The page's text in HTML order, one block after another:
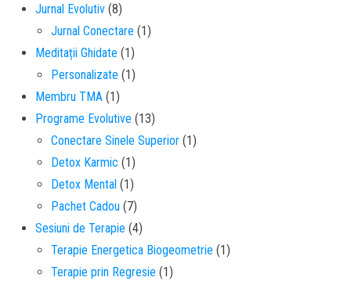
Jurnal Evolutiv (8)
Jurnal Conectare (1)
Meditații Ghidate (1)
Personalizate (1)
Membru TMA (1)
Programe Evolutive (13)
Conectare Sinele Superior (1)
Detox Karmic (1)
Detox Mental (1)
Pachet Cadou (7)
Sesiuni de Terapie (4)
Terapie Energetica Biogeometrie (1)
Terapie prin Regresie (1)